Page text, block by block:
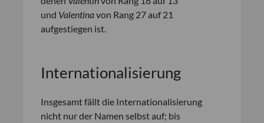
und Valentinavon Rang 27 auf 21
aufgestiegen ist.
Internationalisierung
Insgesamt fällt die Internationalisierung
nicht nur der Namen selbst auf; bis